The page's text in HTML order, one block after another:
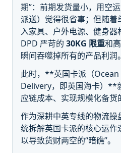
期”：前期发货量小，用空
派送）觉得很省事；但随着
入家具、户外电源、健身器
DPD 严苛的 30KG 限重和
瞬间吞噬掉所有的产品利润。
此时，**英国卡派（
Delivery，即英国海卡）**
应链成本、实现规模化备货
作为深耕中英专线的物流操
统拆解英国卡派的核心运作
以导致货财两空的“暗礁”。